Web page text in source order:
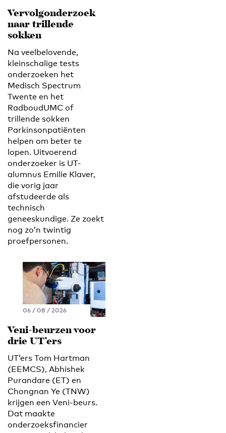
Vervolgonderzoek
naar trillende
sokken
Na veelbelovende,
kleinschalige tests
onderzoeken het
Medisch Spectrum
Twente en het
RadboudUMC of
trillende sokken
Parkinsonpatiënten
helpen om beter te
lopen. Uitvoerend
onderzoeker is UT-
alumnus Emilie Klaver,
die vorig jaar
afstudeerde als
technisch
geneeskundige. Ze zoekt
nog zo’n twintig
proefpersonen.
06 / 08 / 2026
Veni-beurzen voor
drie UT’ers
UT’ers Tom Hartman
(EEMCS), Abhishek
Purandare (ET) en
Chongnan Ye (TNW)
krijgen een Veni-beurs.
Dat maakte
onderzoeksfinancier